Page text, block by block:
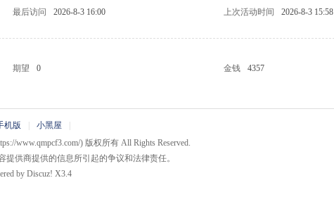
最后访问 2026-8-3 16:00 上次活动时间
2026-8-3 15:58
期望 0 金钱
4357
机版 小黑屋
www.qmpcf3.com/) 版权所有 All Rights Reserved.
提供商提供的信息所引起的争议和法律责任。
byDiscuz! X3.4